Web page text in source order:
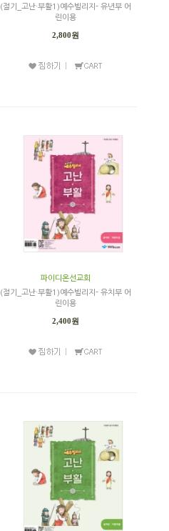
(절기_고난·부활1)예수빌리지- 유년부 어
린이용
2,800원
파이디온선교회
(절기_고난·부활1)예수빌리지- 유치부 어
린이용
2,400원